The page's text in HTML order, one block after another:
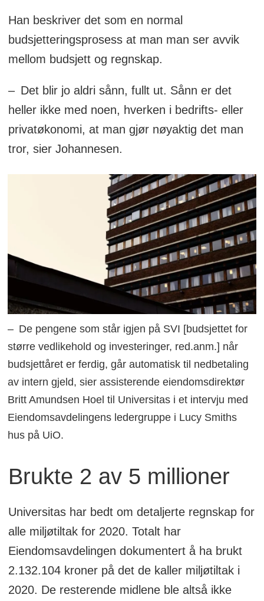
Han beskriver det som en normal
budsjetteringsprosess at man man ser avvik
mellom budsjett og regnskap.
– Det blir jo aldri sånn, fullt ut. Sånn er det
heller ikke med noen, hverken i bedrifts- eller
privatøkonomi, at man gjør nøyaktig det man
tror, sier Johannesen.
– De pengene som står igjen på SVI [budsjettet for
større vedlikehold og investeringer, red.anm.] når
budsjettåret er ferdig, går automatisk til nedbetaling
av intern gjeld, sier assisterende eiendomsdirektør
Britt Amundsen Hoel til Universitas i et intervju med
Eiendomsavdelingens ledergruppe i Lucy Smiths
hus på UiO.
Brukte 2 av 5 millioner
Universitas har bedt om detaljerte regnskap for
alle miljøtiltak for 2020. Totalt har
Eiendomsavdelingen dokumentert å ha brukt
2.132.104 kroner på det de kaller miljøtiltak i
2020. De resterende midlene ble altså ikke